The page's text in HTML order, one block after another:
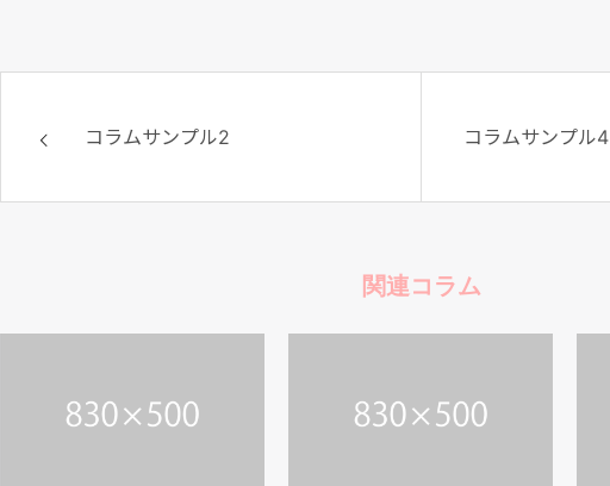
コラムサンプル2 コラムサンプル4
関連コラム